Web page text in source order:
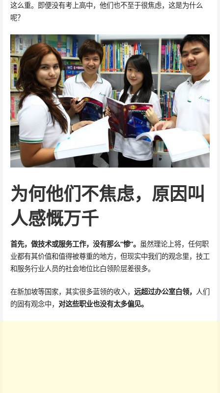
这么重。即便没有考上高中，他们也不至于很焦虑，这是为什么
呢？
为何他们不焦虑，原因叫
人感慨万千
首先，做技术或服务工作，没有那么“惨”。 虽然理论上将，任何职
业都有其价值和值得被尊重的地方，但现实中我们的观念里，技工
和服务行业人员的社会地位比白领阶层差很多。
在新加坡等国家，其实很多蓝领的收入， 远超过办公室白领， 人们
的固有观念中， 对这些职业也没有太多偏见。